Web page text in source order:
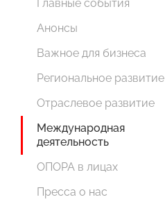
Главные события
Анонсы
Важное для бизнеса
Региональное развитие
Отраслевое развитие
Международная
деятельность
ОПОРА в лицах
Пресса о нас